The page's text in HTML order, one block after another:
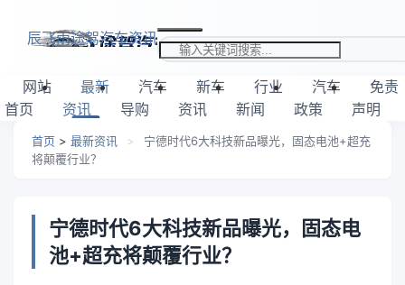
辰飞雨途驾汽车资讯
搜索关键词
网站
首页
最新
资讯
汽车
导购
新车
资讯
行业
新闻
汽车
政策
免责
声明
首页 > 最新资讯 >
宁德时代6大科技新品曝光，固态电池+超充
将颠覆行业？
宁德时代6大科技新品曝光，固态电
池+超充将颠覆行业？